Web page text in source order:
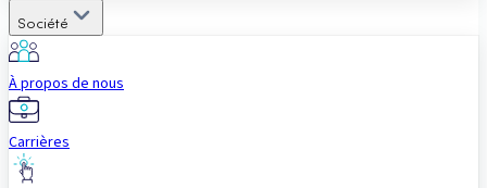
Société
À propos de nous
Carrières